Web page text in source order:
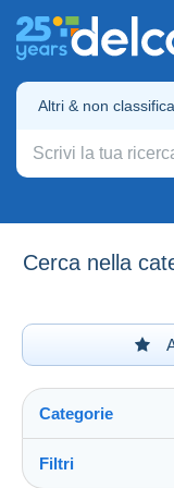
Altri & non
Cerca nella
Categorie
Filtri